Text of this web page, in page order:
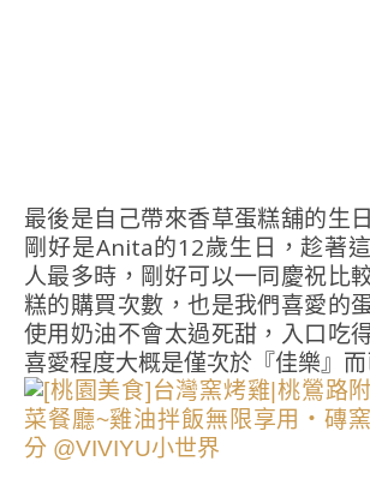
最後是自己帶來香草蛋糕舖的生
剛好是Anita的12歲生日，趁著
人最多時，剛好可以一同慶祝比
糕的購買次數，也是我們喜愛的
使用奶油不會太過死甜，入口吃
喜愛程度大概是僅次於『佳樂』而